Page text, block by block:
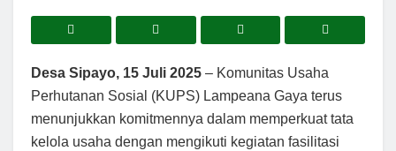
Desa Sipayo, 15 Juli 2025 – Komunitas Usaha
Perhutanan Sosial (KUPS) Lampeana Gaya terus
menunjukkan komitmennya dalam memperkuat tata
kelola usaha dengan mengikuti kegiatan fasilitasi